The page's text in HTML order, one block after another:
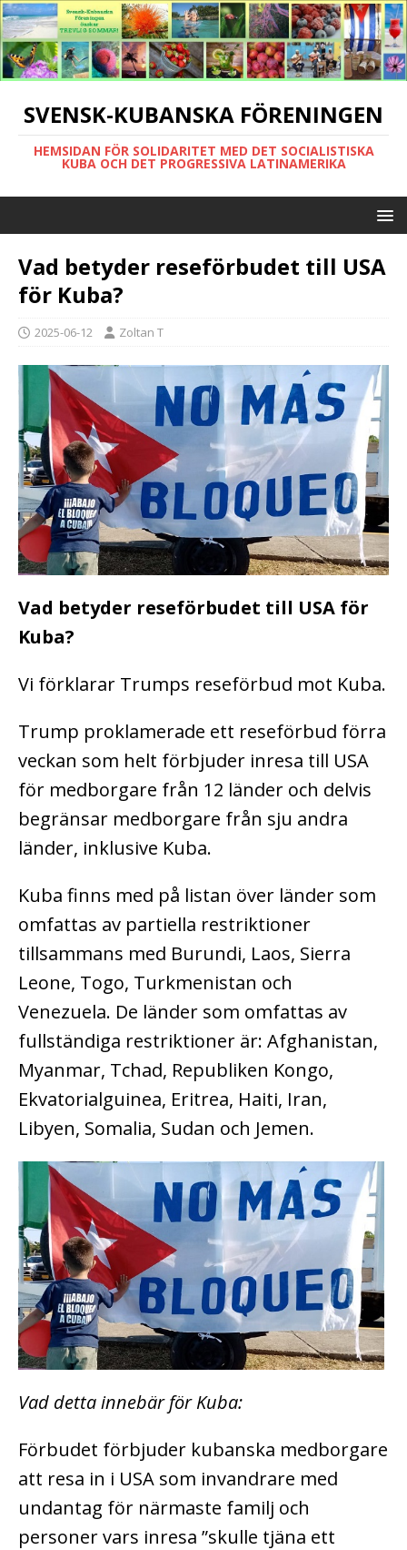
SVENSK-KUBANSKA FÖRENINGEN
HEMSIDAN FÖR SOLIDARITET MED DET SOCIALISTISKA
KUBA OCH DET PROGRESSIVA LATINAMERIKA
Vad betyder reseförbudet till USA
för Kuba?
2025-06-12 Zoltan T
Vad betyder reseförbudet till USA för
Kuba?
Vi förklarar Trumps reseförbud mot Kuba.
Trump proklamerade ett reseförbud förra
veckan som helt förbjuder inresa till USA
för medborgare från 12 länder och delvis
begränsar medborgare från sju andra
länder, inklusive Kuba.
Kuba finns med på listan över länder som
omfattas av partiella restriktioner
tillsammans med Burundi, Laos, Sierra
Leone, Togo, Turkmenistan och
Venezuela. De länder som omfattas av
fullständiga restriktioner är: Afghanistan,
Myanmar, Tchad, Republiken Kongo,
Ekvatorialguinea, Eritrea, Haiti, Iran,
Libyen, Somalia, Sudan och Jemen.
Vad detta innebär för Kuba:
Förbudet förbjuder kubanska medborgare
att resa in i USA som invandrare med
undantag för närmaste familj och
personer vars inresa ”skulle tjäna ett